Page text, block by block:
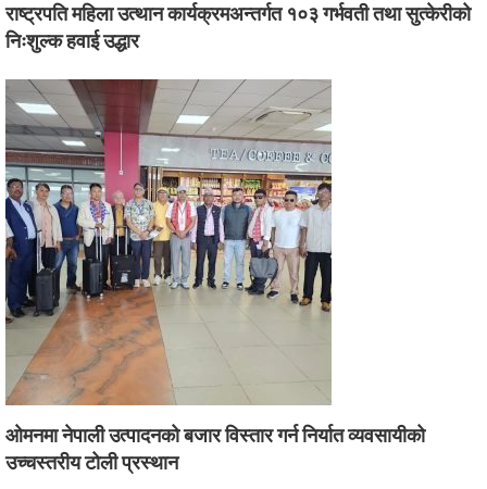
राष्ट्रपति महिला उत्थान कार्यक्रमअन्तर्गत १०३ गर्भवती तथा सुत्केरीको
निःशुल्क हवाई उद्धार
ओमनमा नेपाली उत्पादनको बजार विस्तार गर्न निर्यात व्यवसायीको
उच्चस्तरीय टोली प्रस्थान